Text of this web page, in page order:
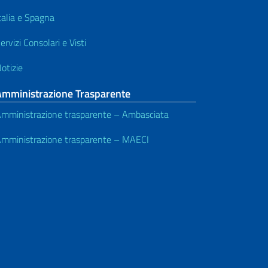
e Spagna
Consolari e Visti
Trasparente
trasparente – Ambasciata
trasparente – MAECI